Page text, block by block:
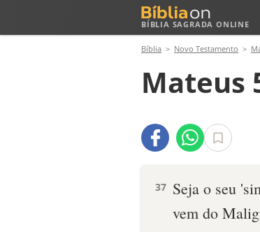
BÍBLIA SAGRADA ONLINE
Bíblia Novo Testamento
Mateus
37 Seja o seu
vem do